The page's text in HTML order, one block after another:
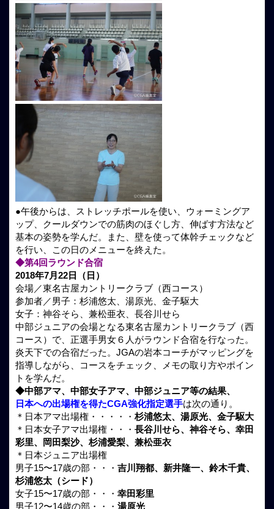
●午後からは、ストレッチポールを使い、ウォーミングア
ップ、クールダウンでの筋肉のほぐし方、伸ばす方法など
基本の姿勢を学んだ。また、壁を使って体幹チェックなど
を行い、この日のメニューを終えた。
◆第4回ラウンド合宿
2018年7月22日（日）
会場／東名古屋カントリークラブ（西コース）
参加者／男子：杉浦悠太、湯原光、金子駆大
女子：神谷そら、兼松亜衣、長谷川せら
中部ジュニアの会場となる東名古屋カントリークラブ（西
コース）で、正選手男女６人がラウンド合宿を行なった。
炎天下での合宿だった。JGAの岩本コーチがマッピングを
指導しながら、コースをチェック、メモの取り方やポイン
トを学んだ。
◆中部アマ、中部女子アマ、中部ジュニア等の結果、
日本への出場権を得たCGA強化指定選手は次の通り。
＊日本アマ出場権・・・・・ 杉浦悠太、湯原光、金子駆大
＊日本女子アマ出場権・・・ 長谷川せら、神谷そら、幸田
彩里、岡田梨沙、杉浦愛梨、兼松亜衣
＊日本ジュニア出場権
男子15〜17歳の部・・・ 吉川翔都、新井隆一、鈴木千貴、
杉浦悠太（シード）
女子15〜17歳の部・・・ 幸田彩里
男子12〜14歳の部・・・ 湯原光